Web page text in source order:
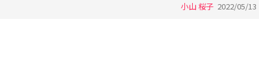
小山 桜子 2022/05/13